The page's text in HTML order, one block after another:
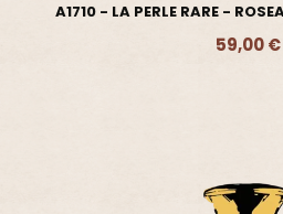
A1710 - LA PERLE RARE -
59,00 €
Ajouter -